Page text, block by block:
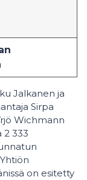
Jalkanen ja
Sirpa
Wichmann
2 333
on esitetty